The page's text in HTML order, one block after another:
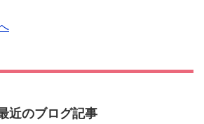
近のブログ記事